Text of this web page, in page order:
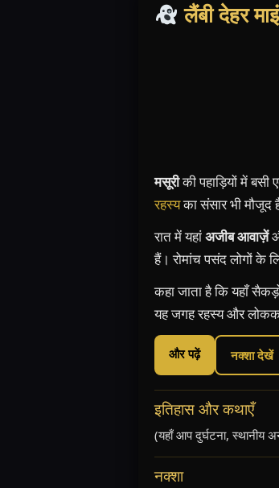
लैंबी देहर
मसूरीकी पहाड़ियों में
रहस्यका संसार भी मौजूद
रात में यहांअजीब आवाज़ें
हैं। रोमांच पसंद लोगों के
कहा जाता है कि यहाँ
यह जगह रहस्य और
और पढ़ें नक्शा देखें
इतिहास और कथाएँ
(यहाँ आप दुर्घटना, स्थानीय
नक्शा